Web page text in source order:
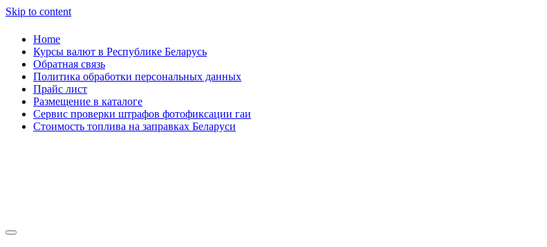
Skip to content
Home
Курсы валют в Республике Беларусь
Обратная связь
Политика обработки персональных данных
Прайс лист
Размещение в каталоге
Сервис проверки штрафов фотофиксации гаи
Стоимость топлива на заправках Беларуси